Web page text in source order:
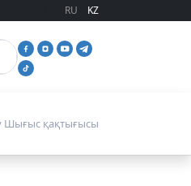
RU KZ
Шығыс қақтығысы